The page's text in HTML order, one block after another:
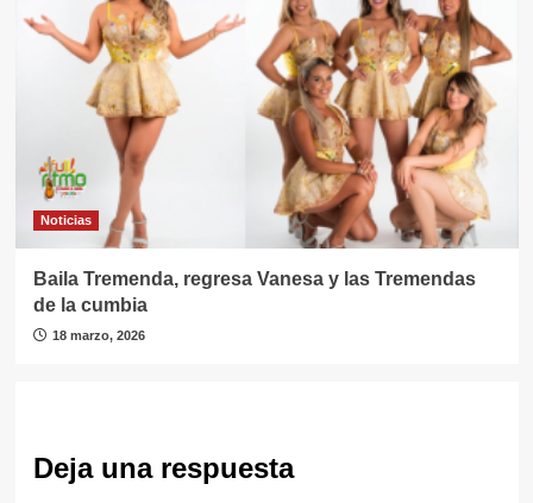
Noticias
Baila Tremenda, regresa Vanesa y las Tremendas
de la cumbia
18 marzo, 2026
Deja una respuesta